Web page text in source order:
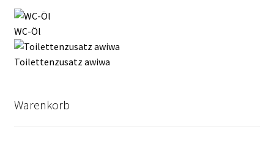
WC-Öl
Toilettenzusatz awiwa
Warenkorb